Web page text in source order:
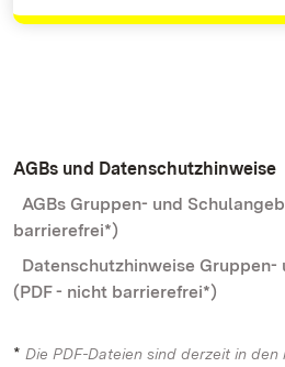
AGBs und Datenschutzhinweise
AGBs Gruppen- und
barrierefrei*)
Datenschutzhinweise Gruppen-
(PDF - nicht barrierefrei*)
* Die PDF-Dateien sind derzeit in